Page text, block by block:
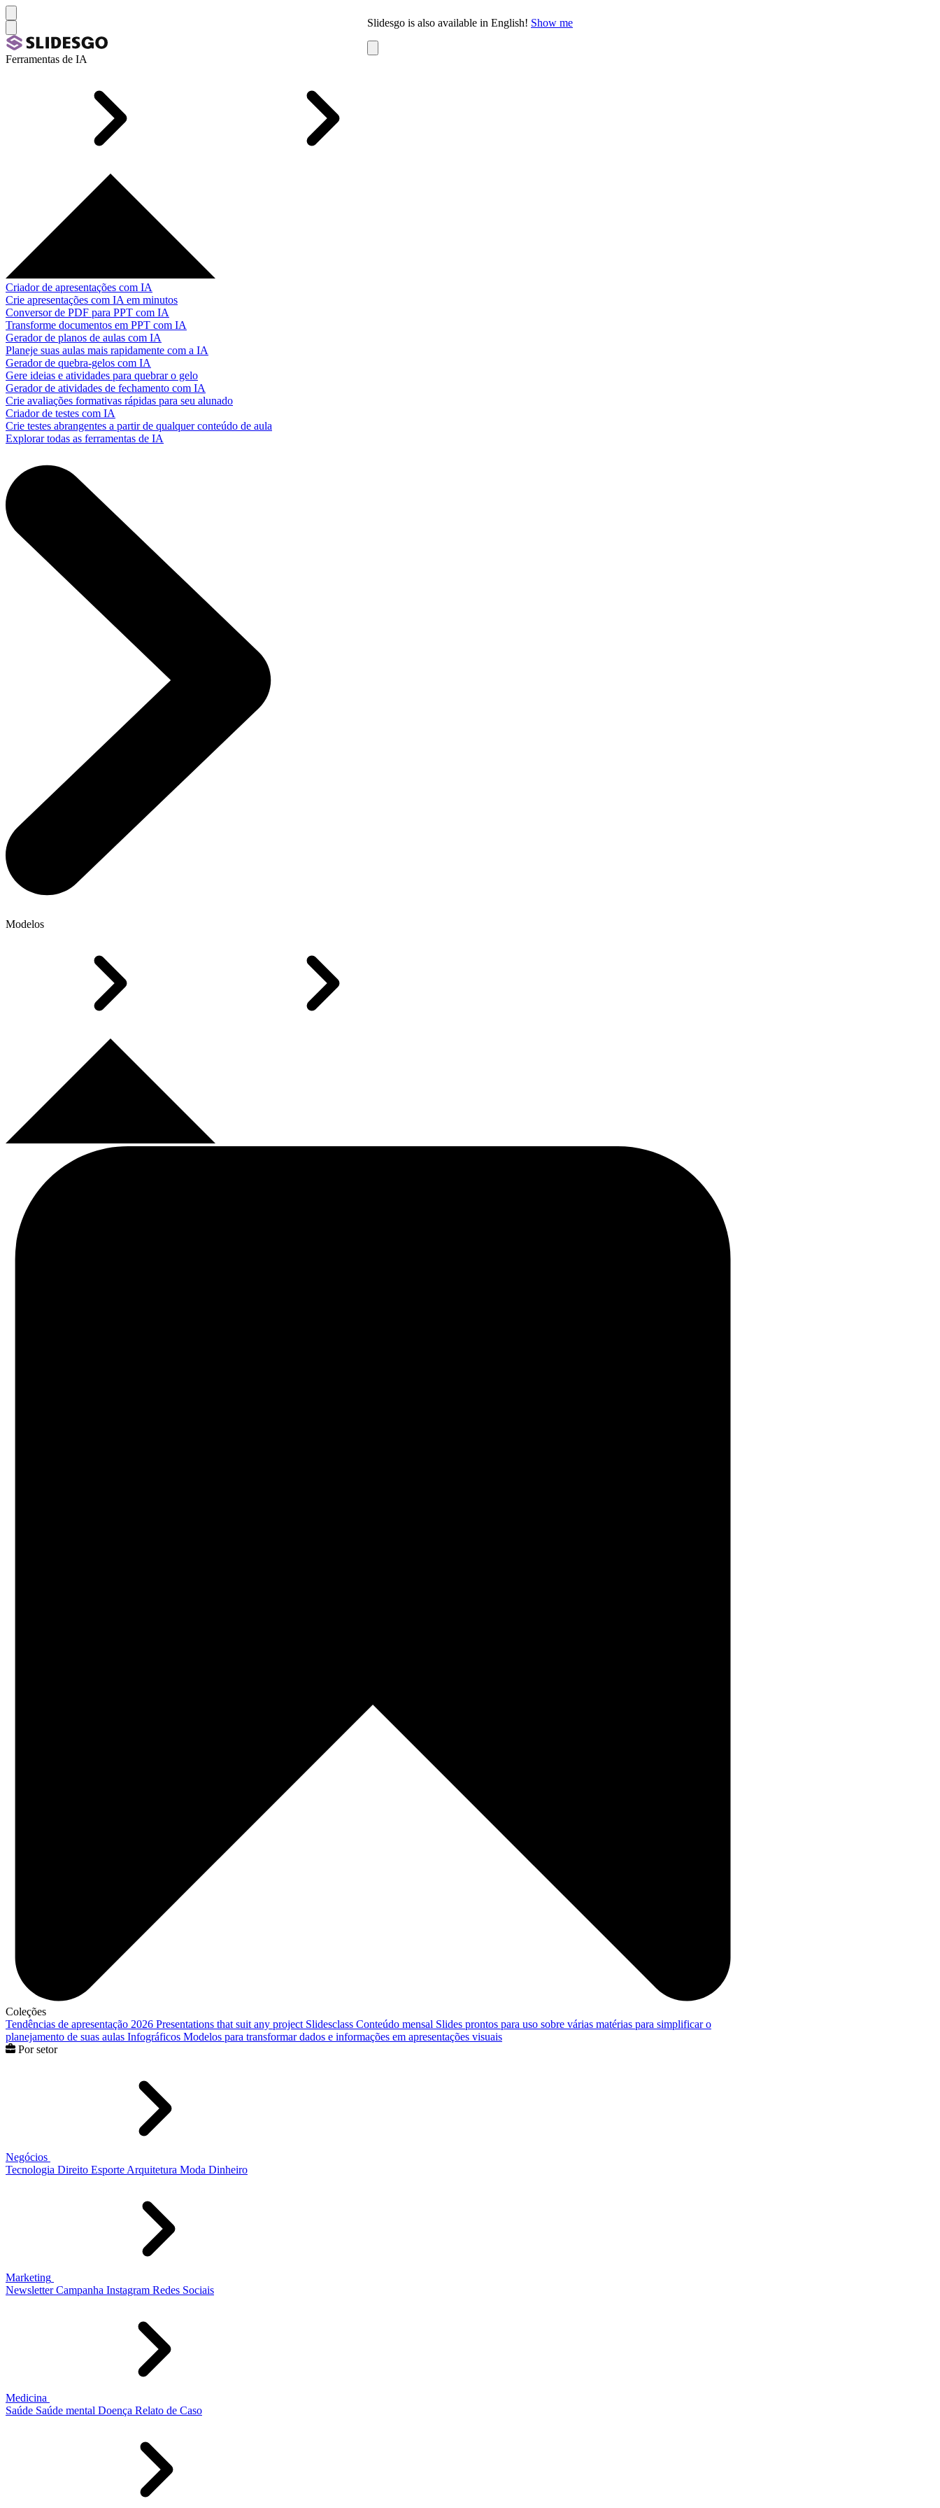
Slidesgo is also available in English! Show me
Ferramentas de IA
Criador de apresentações com IA
Crie apresentações com IA em minutos
Conversor de PDF para PPT com IA
Transforme documentos em PPT com IA
Gerador de planos de aulas com IA
Planeje suas aulas mais rapidamente com a IA
Gerador de quebra-gelos com IA
Gere ideias e atividades para quebrar o gelo
Gerador de atividades de fechamento com IA
Crie avaliações formativas rápidas para seu alunado
Criador de testes com IA
Crie testes abrangentes a partir de qualquer conteúdo de aula
Explorar todas as ferramentas de IA
Modelos
Coleções
Tendências de apresentação 2026 Presentations that suit any project Slidesclass Conteúdo mensal Slides prontos para uso sobre várias matérias para simplificar o
planejamento de suas aulas Infográficos Modelos para transformar dados e informações em apresentações visuais
Por setor
Negócios
Tecnologia Direito Esporte Arquitetura Moda Dinheiro
Marketing
Newsletter Campanha Instagram Redes Sociais
Medicina
Saúde Saúde mental Doença Relato de Caso